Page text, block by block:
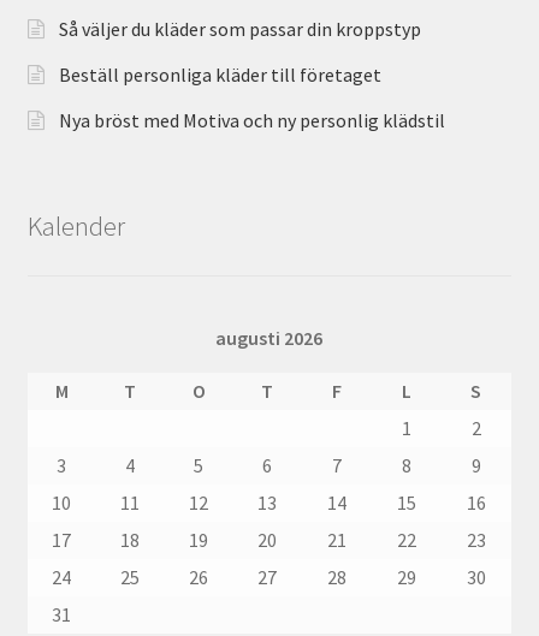
Så väljer du kläder som passar din kroppstyp
Beställ personliga kläder till företaget
Nya bröst med Motiva och ny personlig klädstil
Kalender
augusti 2026
M T O T F L
S
1
2
3
4 5 6 7 8
9
10
11 12 13 14 15
16
17
18 19 20 21 22
23
24
25 26 27 28 29
30
31